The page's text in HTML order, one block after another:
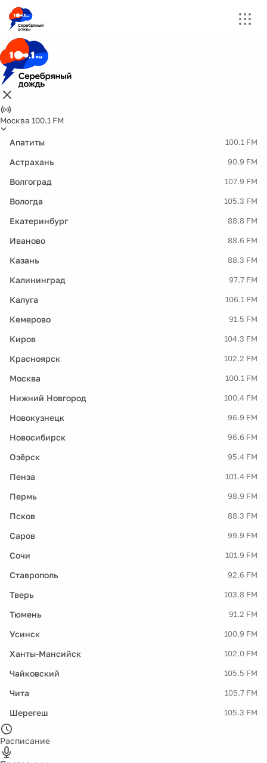
Москва 100.1 FM
Апатиты 100.1 FM
Астрахань 90.9 FM
Волгоград 107.9 FM
Вологда 105.3 FM
Екатеринбург 88.8 FM
Иваново 88.6 FM
Казань 88.3 FM
Калининград 97.7 FM
Калуга 106.1 FM
Кемерово 91.5 FM
Киров 104.3 FM
Красноярск 102.2 FM
Москва 100.1 FM
Нижний Новгород 100.4 FM
Новокузнецк 96.9 FM
Новосибирск 96.6 FM
Озёрск 95.4 FM
Пенза 101.4 FM
Пермь 98.9 FM
Псков 88.3 FM
Саров 99.9 FM
Сочи 101.9 FM
Ставрополь 92.6 FM
Тверь 103.8 FM
Тюмень 91.2 FM
Усинск 100.9 FM
Ханты-Мансийск 102.0 FM
Чайковский 105.5 FM
Чита 105.7 FM
Шерегеш 105.3 FM
Расписание